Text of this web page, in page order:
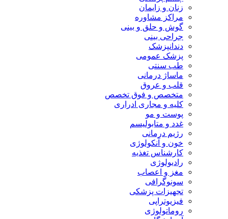
زنان و زایمان
مراکز مشاوره
گوش و حلق و بینی
جراحی بینی
دندانپزشک
پزشک عمومی
طب سنتی
ماساژ درمانی
قلب و عروق
متخصص و فوق تخصص
کلیه و مجاری ادراری
پوست و مو
غدد و متابولیسم
رژیم درمانی
خون و آنکولوژی
کارشناس تغذیه
رادیولوژی
مغز و اعصاب
سونوگرافی
تجهیزات پزشکی
فیزیوتراپی
روماتولوژی